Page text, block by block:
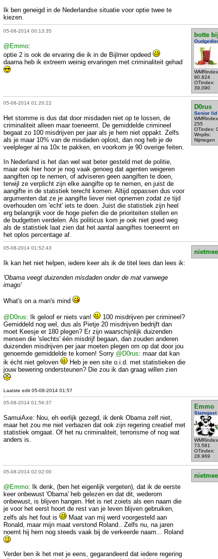
Ik ben geneigd in de Nederlandse situatie voor optie twee te
kiezen.
05-08-2014 00:13:35
botte
90.824
OTindex:
39.090
@Emmo:
optie 2 is ook de ervaring die ik in de Bijlmer opdeed
daarna heb ik extreem weinig ervaringen met criminaliteit gehad
05-08-2014 01:20:22
D0rus
Senior lid
255
OTindex:
Wnplts:
Nijmegen
Het stomme is dus dat door misdaden niet op te lossen, de
criminaliteit alleen maar toeneemt. De gemiddelde crimineel
begaat zo 100 misdrijven per jaar als je hem niet oppakt. Zelfs
als je maar 10% van de misdaden oplost, dan nog heb je de
veelpleger al na 10x te pakken, en voorkom je 90 overige feiten.
In Nederland is het dan wel wat beter gesteld met de politie,
maar ook hier hoor je nog vaak genoeg dat agenten weigeren
aangiften op te nemen, of adviseren geen aangiften te doen,
terwijl ze verplicht zijn elke aangifte op te nemen, en juist de
aangifte in de statistiek terecht komen. Altijd oppassen dus voor
argumenten dat ze je aangifte liever niet opnemen zodat ze tijd
overhouden om 'echt' iets te doen. Juist die statistiek zijn heel
erg belangrijk voor de hoge piefen die de prioriteiten stellen en
de budgetten verdelen. Als politicus kom je ook niet goed weg
als de statistiek laat zien dat het aantal aangiftes toeneemt en
het oplos percentage af.
05-08-2014 01:52:43
Ik kan het niet helpen, iedere keer als ik de titel lees dan lees ik:
'Obama veegt duizenden misdaden onder de mat vanwege
imago'
What's on a man's mind
@D0rus: Ik geloof er niets van!
100 misdrijven per crimineel?
Gemiddeld nog wel, dus als Pietje 20 misdrijven bedrijft dan
moet Keesje er 180 plegen? Er zijn waarschijnlijk duizenden
mensen die 'slechts' één misdrijf begaan, dan zouden anderen
duizenden misdrijven per jaar moeten plegen om op dat door jou
genoemde gemiddelde te komen! Sorry @D0rus: maar dat kan
ik écht niet geloven
Heb je een site o.i.d. met statistieken die
jouw bewering ondersteunen? Die zou ik dan graag willen zien
Laatste edit 05-08-2014 01:57
05-08-2014 01:56:37
Emmo
Stamgast
73.581
OTindex:
28.969
SamuiAxe: Nou, eh eerlijk gezegd, ik denk Obama zelf niet,
maar het zou me niet verbazen dat ook zijn regering creatief met
statistiek omgaat. Of het nu criminaliteit, terrorisme of nog wat
anders is.
05-08-2014 02:02:00
@Emmo: Ik denk, (ben het eigenlijk vergeten), dat ik de eerste
keer onbewust 'Obama' heb gelezen en dat dit, wederom
onbewust, is blijven hangen. Het is net zoiets als een naam die
je voor het eerst hoort de rest van je leven blijven gebruiken,
zelfs als het fout is
Maat van mij werd voorgesteld aan
Ronald, maar mijn maat verstond Roland.. Zelfs nu, na jaren
noemt hij hem nog steeds vaak bij de verkeerde naam... Roland
Verder ben ik het met je eens, gegarandeerd dat iedere regering